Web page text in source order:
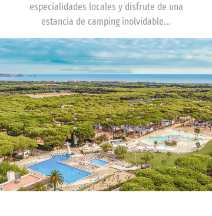
especialidades locales y disfrute de una
estancia de camping inolvidable...